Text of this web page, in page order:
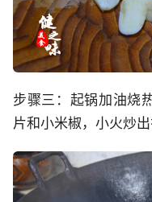
步骤三：起锅加油烧
片和小米椒，小火炒出